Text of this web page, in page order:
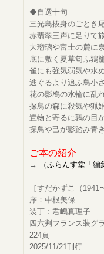
◆自選十句
三光鳥抜身のごとき
赤翡翠三声に足りて
大瑠璃や富士の麓に
底に敷く夏草匂ふ鶉
雀にも強気弱気や水
逃ぐるより追ふ鳥小
花の影鳰の水輪に乱
探鳥の森に殺気や猟
置物と寄るに鶉の目
探鳥や己が影踏み青
ご本の紹介
→ （ふらんす堂「編
［すだかずこ（1941
序：中根美保
装丁：君嶋真理子
四六判フランス装グ
224頁
2025/11/21刊行